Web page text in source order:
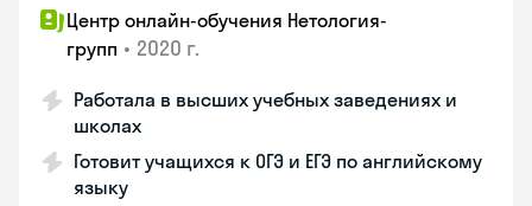
Центр онлайн-обучения Нетология-
групп • 2020 г.
Работала в высших учебных заведениях и
школах
Готовит учащихся к ОГЭ и ЕГЭ по английскому
языку